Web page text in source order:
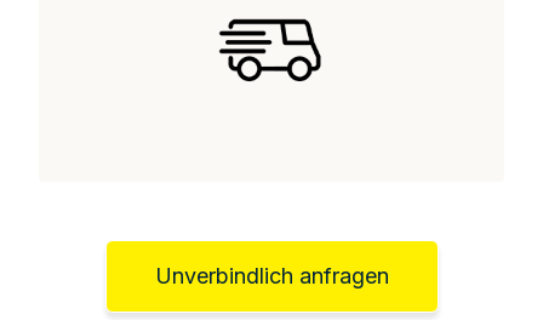
Unverbindlich anfragen